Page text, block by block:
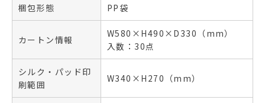
梱包形態 PP袋
カートン情報
W580×H490×D330（mm）
入数：30点
シルク・パッド印
刷範囲
W340×H270（mm）